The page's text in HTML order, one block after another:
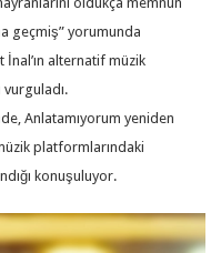
geçmiş” yorumunda
İnal’ın alternatif müzik
Anlatamıyorum yeniden
platformlarındaki
konuşuluyor.